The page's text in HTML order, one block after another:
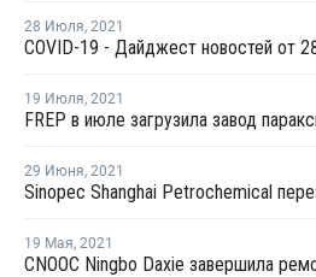
28 Июля, 2021
COVID-19 - Дайджест новостей от
19 Июля, 2021
29 Июня, 2021
19 Мая, 2021